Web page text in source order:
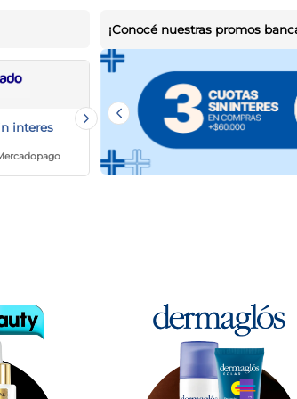
interes Hasta 30% de Reintegro
¡Conocé nuestras promos